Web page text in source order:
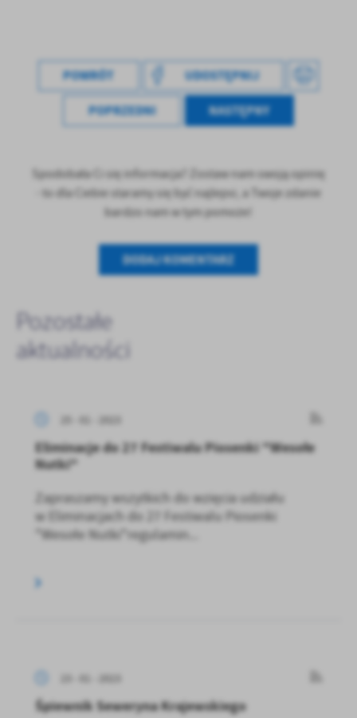
POWRÓT UDOSTĘPNIJ
POPRZEDNI NASTĘPNY
Spodobała Ci się informacja? Zostaw nam swoją opinię
- to dla Ciebie staramy się być najlepsi, a Twoje zdanie
bardzo nam w tym pomoże!
DODAJ KOMENTARZ
Pozostałe
aktualności
25 - 01 - 2023
Eliminacje do 27 Festiwalu Piosenki "Wesołe
Nutki"
Zapraszamy wszytkich do wzięcia udziału
w Eliminacjach do 27 Festiwalu Piosenki
"Wesołe Nutki"regulamin...
23 - 01 - 2023
Śpiewnik Seweryna Krajewskiego